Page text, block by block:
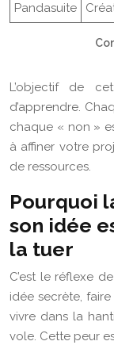
Pandasuite
L’objectif de
d’apprendre.
chaque « non »
à affiner votre
de ressources.
Pourquoi
son idée
la tuer
C’est le réflexe
idée secrète,
vivre dans la
vole. Cette peur